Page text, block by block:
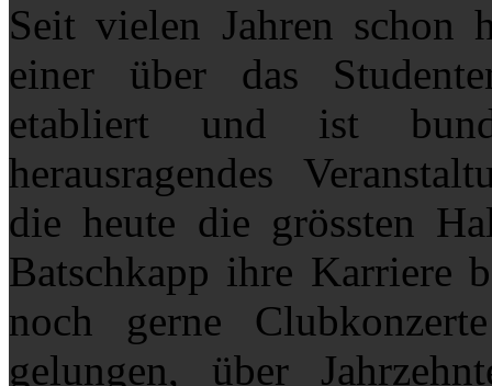
Seit vielen Jahren
einer über das
etabliert und ist
herausragendes
die heute die grössten
Batschkapp ihre Karriere
noch gerne
gelungen, über